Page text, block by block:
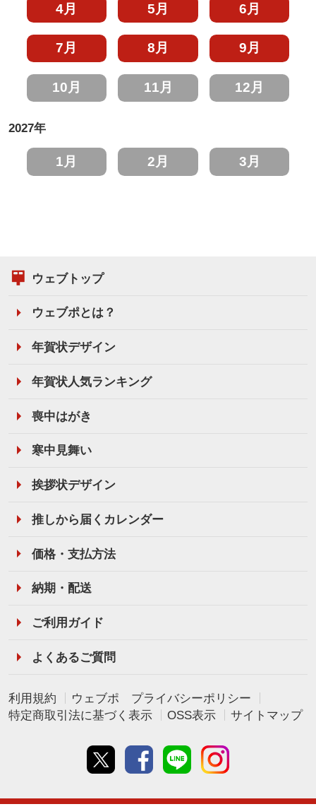
4月 5月 6月
7月 8月 9月
10月 11月 12月
2027年
1月 2月 3月
ウェブトップ
ウェブポとは？
年賀状デザイン
年賀状人気ランキング
喪中はがき
寒中見舞い
挨拶状デザイン
推しから届くカレンダー
価格・支払方法
納期・配送
ご利用ガイド
よくあるご質問
利用規約
ウェブポ プライバシーポリシー
特定商取引法に基づく表示
OSS表示 サイトマップ
Twitter Facebookline